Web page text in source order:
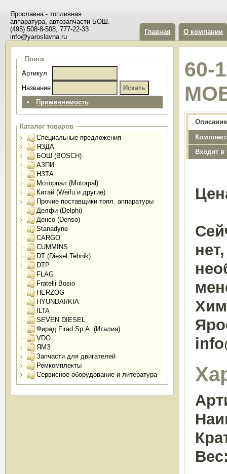
Ярославна - топливная
аппаратура, автозапчасти БОШ.
(495) 508-8-508, 777-22-33
info@yaroslavna.ru
Главная О компании
Поиск
Артикул
Название
Применяемость
Каталог товаров
Специальные предложения
ЯЗДА
БОШ (BOSCH)
АЗПИ
НЗТА
Моторпал (Motorpal)
Китай (Weifu и другие)
Прочие поставщики топл. аппаратуры
Делфи (Delphi)
Денсо (Denso)
Stanadyne
CARGO
CUMMINS
DT (Diesel Tehnik)
DTP
FLAG
Fratelli Bosio
HERZOG
HYUNDAI/KIA
ILTA
SEVEN DIESEL
Фирад Firad Sp.A. (Италия)
VDO
ЯМЗ
Запчасти для двигателей
Ремкомплекты
Сервисное оборудование и литература
60-
Описание
Входит в